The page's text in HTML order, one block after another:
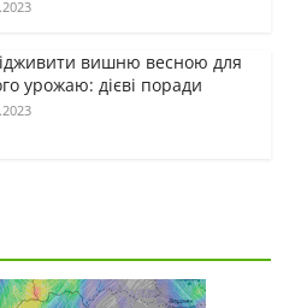
вишню весною для
урожаю: дієві поради